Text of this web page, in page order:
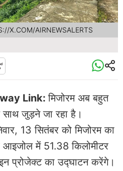
X.COM/AIRNEWSALERTS
Link:मिजोरम अब बहुत
जुड़ने जा रहा है।
13 सितंबर को मिजोरम का
आइजोल में 51.38 किलोमीटर
प्रोजेक्ट का उद्घाटन करेंगे।